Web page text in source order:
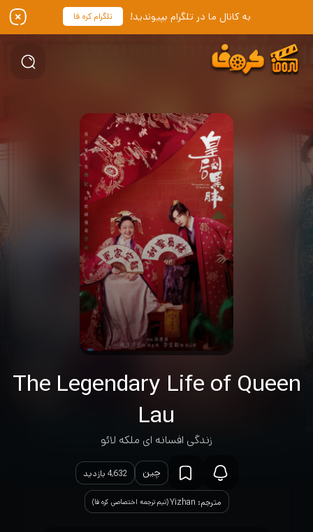
به کانال ما در تلگرام بپیوندید! تلگرام کره فا
The Legendary Life of Queen
Lau
زندگی افسانه ای ملکه لائو
چین 4,632 بازدید
مترجم: Yizhan (تیم ترجمه اختصاصی کره فا)